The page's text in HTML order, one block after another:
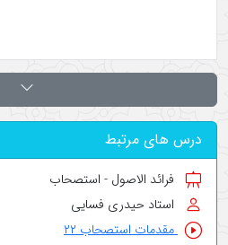
درس های مرتبط
فرائد الاصول - استصحاب
استاد حیدری فسایی
مقدمات استصحاب ۲۲